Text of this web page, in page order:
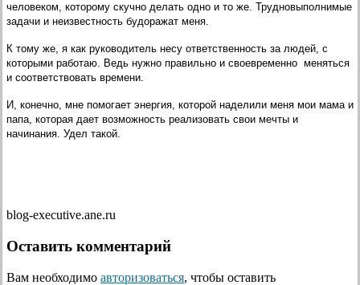
человеком, которому скучно делать одно и то же. Трудновыполнимые
задачи и неизвестность будоражат меня.
К тому же, я как руководитель несу ответственность за людей, с
которыми работаю. Ведь нужно правильно и своевременно меняться
и соответствовать времени.
И, конечно, мне помогает энергия, которой наделили меня мои мама и
папа, которая дает возможность реализовать свои мечты и
начинания. Удел такой.
blog-executive.ane.ru
Оставить комментарий
Вам необходимо авторизоваться, чтобы оставить